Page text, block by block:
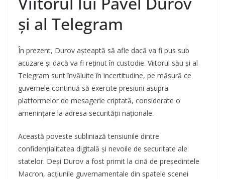
și al Telegram
În prezent, Durov așteaptă să afle dacă va fi pus sub
acuzare și dacă va fi reținut în custodie. Viitorul său și al
Telegram sunt învăluite în incertitudine, pe măsură ce
guvernele continuă să exercite presiuni asupra
platformelor de mesagerie criptată, considerate o
amenințare la adresa securității naționale.
Această poveste subliniază tensiunile dintre
confidențialitatea digitală și nevoile de securitate ale
statelor. Deși Durov a fost primit la cină de președintele
Macron, acțiunile guvernamentale din spatele scenei